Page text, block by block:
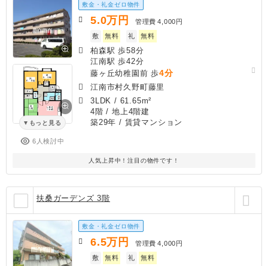
もっと見る
6人検討中
敷金・礼金ゼロ物件
5.0万円 管理費 4,000円
敷
無料 礼 無料
柏森駅 歩58分
江南駅 歩42分
藤ヶ丘幼稚園前 歩4分
江南市村久野町藤里
3LDK / 61.65m²
4階 / 地上4階建
築29年 / 賃貸マンション
人気上昇中！注目の物件です！
扶桑ガーデンズ 3階
敷金・礼金ゼロ物件
6.5万円 管理費 4,000円
敷
無料 礼 無料